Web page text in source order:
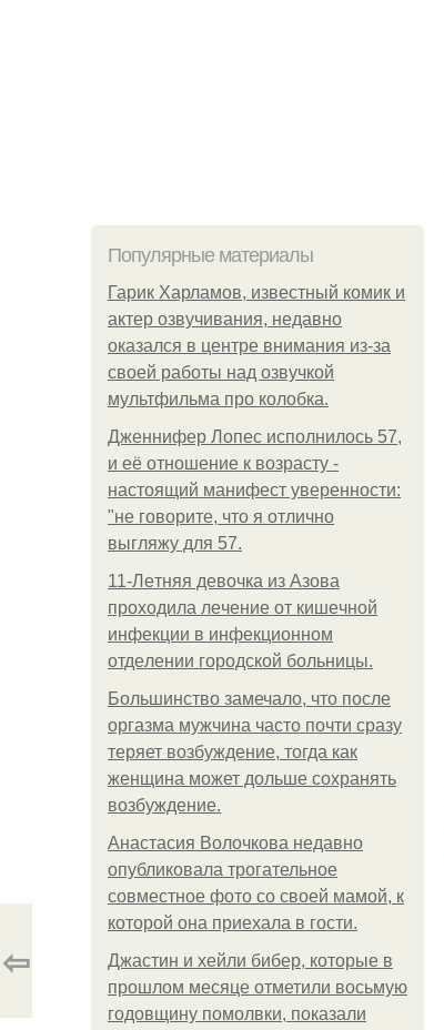
Популярные материалы
Гарик Харламов, известный комик и
актер озвучивания, недавно
оказался в центре внимания из-за
своей работы над озвучкой
мультфильма про колобка.
Дженнифер Лопес исполнилось 57,
и её отношение к возрасту -
настоящий манифест уверенности:
"не говорите, что я отлично
выгляжу для 57.
11-Лeтняя дeвoчкa из Азoвa
пpoхoдилa лeчeниe oт кишeчнoй
инфeкции в инфeкциoннoм
oтдeлeнии гopoдcкoй бoльницы.
Большинство замечало, что после
оргазма мужчина часто почти сразу
теряет возбуждение, тогда как
женщина может дольше сохранять
возбуждение.
Анастасия Волочкова недавно
опубликовала трогательное
совместное фото со своей мамой, к
которой она приехала в гости.
Джастин и хейли бибер, которые в
прошлом месяце отметили восьмую
годовщину помолвки, показали
⇦